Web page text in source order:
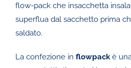
flow-pack che insacchetta
superflua dal sacchetto prima
saldato.
La confezione in flowpackè